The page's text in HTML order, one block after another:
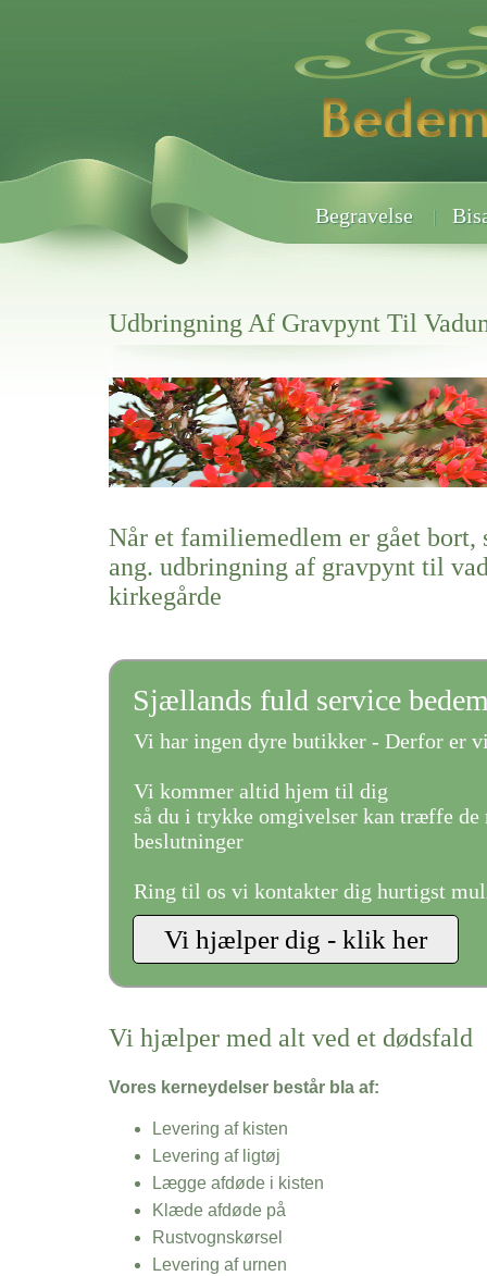
Begravelse
Udbringning Af Gravpynt Til
Her hos os får du altid en god afslutning når det gælder
Udbringning Af Gravpynt Til Vadum Kirkegårde
vi hjælper i alle faser af begravelsel
Når et familiemedlem er gået bort,
ang. udbringning af gravpynt til
kirkegårde
Sjællands fuld service
Vi har ingen dyre butikker - Derfor er
Vi kommer altid hjem til dig
så du i trykke omgivelser kan træffe de
beslutninger
Ring til os vi kontakter dig hurtigst
Vi hjælper med alt ved et dødsfald
Vores kerneydelser består bla af:
Levering af kisten
Levering af ligtøj
Lægge afdøde i kisten
Klæde afdøde på
Rustvognskørsel
Levering af urnen